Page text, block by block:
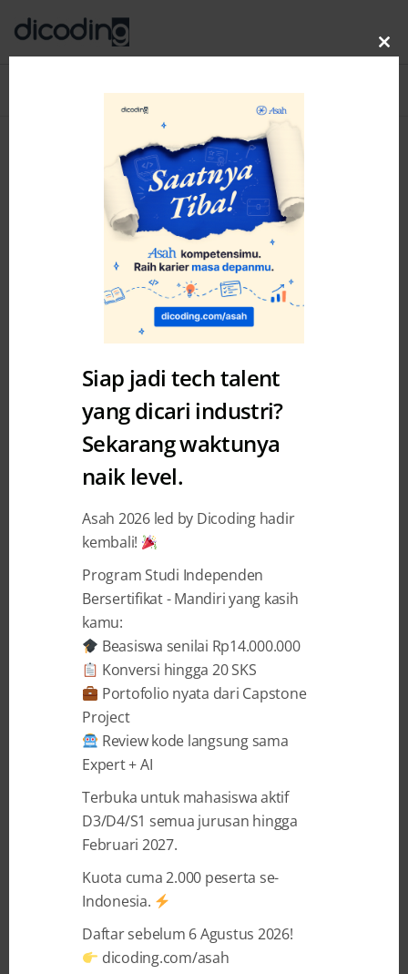
Category: News
7 MONTHS AGO BY DICODING INDONESIA
Mengenal Perusahaan Data
Center Indonesia Terbesar
Data Center Indonesia semakin penting bagi
transformasi digital perusahaan lokal dan
internasional; artikel ini menjelaskan pemain,
layanan, dan faktor penilaian utama. Alasan
Perusahaan Membutuhkan Data Center Modern
Perusahaan butuh data center modern karena
tuntutan bisnis sekarang tidak lagi sekadar “bisa
online”. Kamu harus jelas mendefinisikan
Siap jadi tech talent
yang dicari industri?
Sekarang waktunya
naik level.
Asah 2026 led by Dicoding hadir
kembali!
Program Studi Independen
Bersertifikat - Mandiri yang kasih
kamu:
Beasiswa senilai Rp14.000.000
Konversi hingga 20 SKS
Portofolio nyata dari Capstone
Project
Review kode langsung sama
Expert + AI
Terbuka untuk mahasiswa aktif
D3/D4/S1 semua jurusan hingga
Februari 2027.
Kuota cuma 2.000 peserta se-
Indonesia.
Daftar sebelum 6 Agustus 2026!
dicoding.com/asah